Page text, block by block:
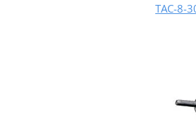
TAC-8-